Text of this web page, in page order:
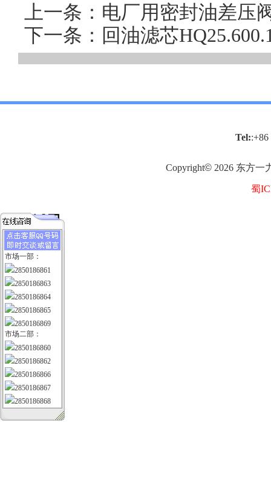
上一条：电厂用密封油差压
下一条：回油滤芯
Tel::+86
Copyright© 2026 东方一
蜀
市场一部：
2850186861
2850186863
2850186864
2850186865
2850186869
市场二部：
2850186860
2850186862
2850186866
2850186867
2850186868